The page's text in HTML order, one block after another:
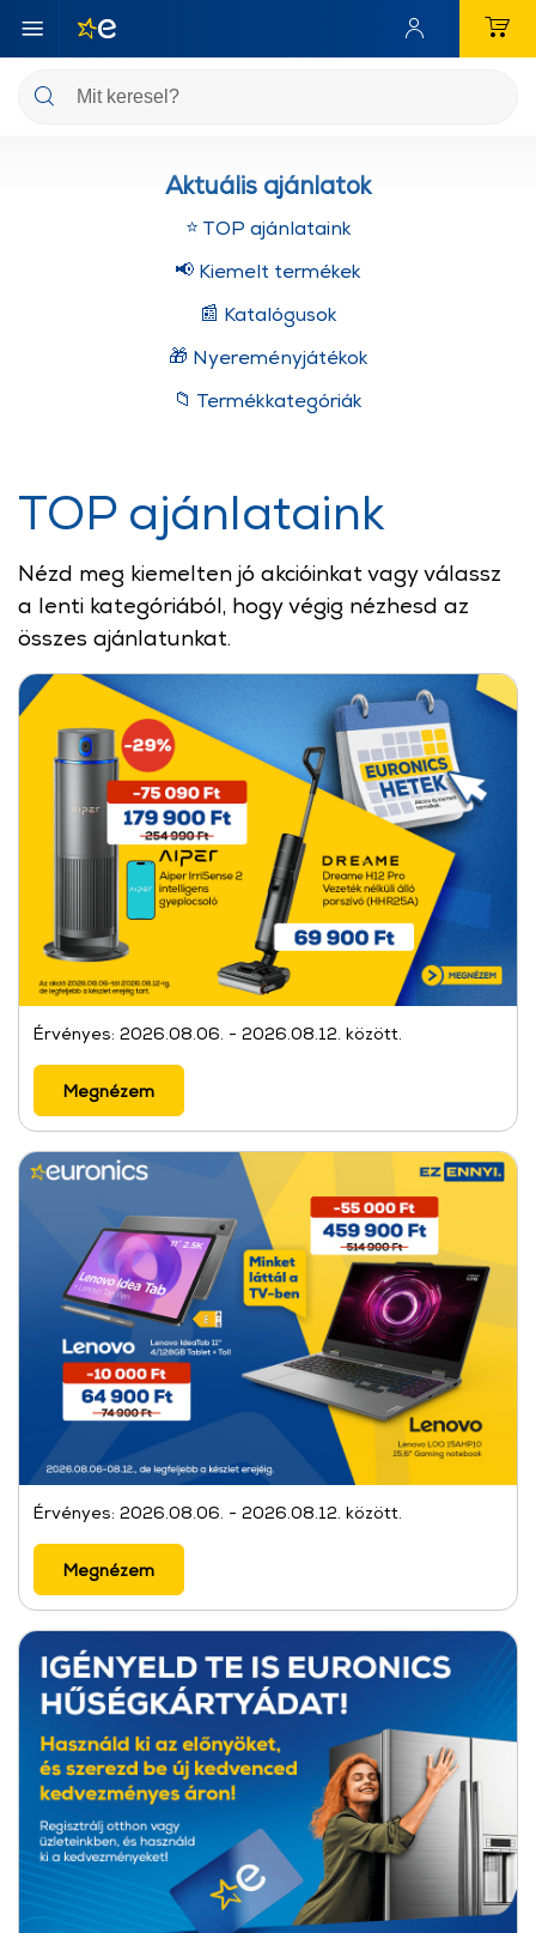
Aktuális ajánlatok
⭐ TOP ajánlataink
📢 Kiemelt termékek
📰 Katalógusok
🎁 Nyereményjátékok
📁 Termékkategóriák
TOP ajánlataink
Nézd meg kiemelten jó akcióinkat vagy válassz
a lenti kategóriából, hogy végig nézhesd az
összes ajánlatunkat.
Érvényes: 2026.08.06. - 2026.08.12. között.
Megnézem
Érvényes: 2026.08.06. - 2026.08.12. között.
Megnézem